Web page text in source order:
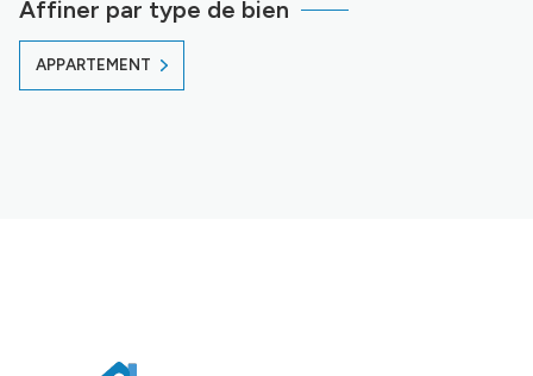
Affiner par type de bien
APPARTEMENT